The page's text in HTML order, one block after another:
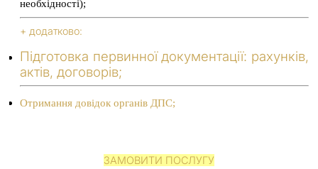
необхідності);
+ додатково:
Підготовка первинної документації: рахунків,
актів, договорів;
Отримання довідок органів ДПС;
ЗАМОВИТИ ПОСЛУГУ